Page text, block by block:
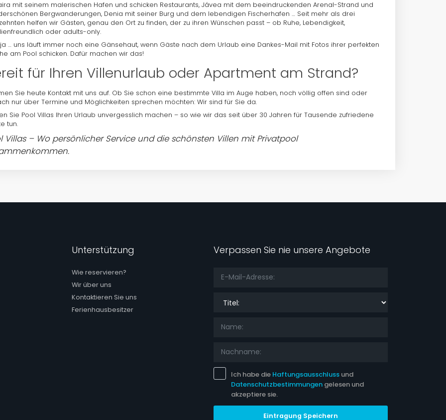
mit seinem malerischen Hafen und schicken Restaurants, Jávea mit dem beeindruckenden Arenal-Strand und
Bergwanderungen, Denia mit seiner Burg und dem lebendigen Fischerhafen … Seit mehr als drei
helfen wir Gästen, genau den Ort zu finden, der zu ihren Wünschen passt – ob Ruhe, Lebendigkeit,
oder adults-only.
… uns läuft immer noch eine Gänsehaut, wenn Gäste nach dem Urlaub eine Dankes-Mail mit Fotos ihrer perfekten
am Pool schicken. Dafür machen wir das!
für Ihren Villenurlaub oder Apartment am Strand?
Sie heute Kontakt mit uns auf. Ob Sie schon eine bestimmte Villa im Auge haben, noch völlig offen sind oder
nur über Termine und Möglichkeiten sprechen möchten: Wir sind für Sie da.
Sie Pool Villas Ihren Urlaub unvergesslich machen – so wie wir das seit über 30 Jahren für Tausende zufriedene
tun.
Villas – Wo persönlicher Service und die schönsten Villen mit Privatpool
Unterstützung
Wie reservieren?
Wir über uns
Kontaktieren Sie uns
Ferienhausbesitzer
Verpassen Sie nie unsere Angebote
Ich habe die Haftungsausschluss und
Datenschutzbestimmungen gelesen und
akzeptiere sie.
Eintragung Speichern